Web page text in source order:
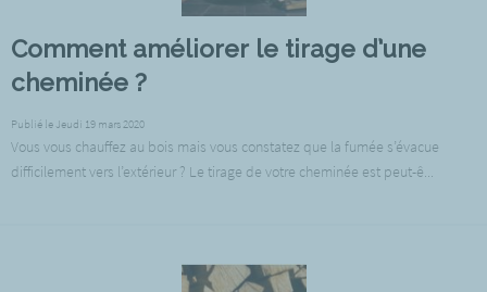
Comment améliorer le tirage d’une
cheminée ?
Publié le Jeudi 19 mars 2020
Vous vous chauffez au bois mais vous constatez que la fumée s’évacue
difficilement vers l’extérieur ? Le tirage de votre cheminée est peut-ê...